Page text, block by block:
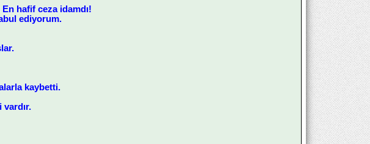
En hafif ceza idamdı!
ediyorum.
kaybetti.
vardır.